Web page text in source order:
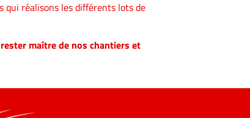
qui réalisons les différents lots de
maître de nos chantiers et